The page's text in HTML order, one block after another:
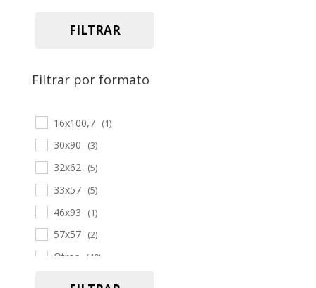
FILTRAR
Filtrar por formato
16x100,7 (1)
30x90 (3)
32x62 (5)
33x57 (5)
46x93 (1)
57x57 (2)
Otros (40)